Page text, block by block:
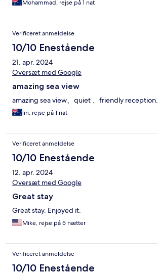
Mohammad, rejse på 1 nat
Verificeret anmeldelse
10/10 Enestående
21. apr. 2024
Oversæt med Google
amazing sea view
amazing sea view、quiet 、friendly reception.
lin, rejse på 1 nat
Verificeret anmeldelse
10/10 Enestående
12. apr. 2024
Oversæt med Google
Great stay
Great stay. Enjoyed it.
Mike, rejse på 5 nætter
Verificeret anmeldelse
10/10 Enestående